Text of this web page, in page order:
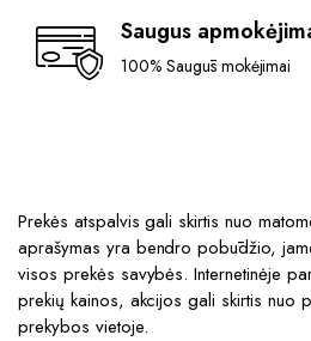
Saugus
100% Saugūs mokėjimai
Prekės atspalvis gali skirtis nuo
aprašymas yra bendro pobūdžio,
visos prekės savybės. Internetinėje
prekių kainos, akcijos gali skirtis nuo
prekybos vietoje.